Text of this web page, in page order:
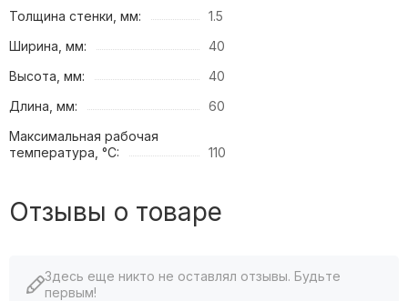
Толщина стенки, мм:
1.5
Ширина, мм:
40
Высота, мм:
40
Длина, мм:
60
Максимальная рабочая
температура, °C:
110
Отзывы о товаре
Здесь еще никто не оставлял отзывы. Будьте
первым!